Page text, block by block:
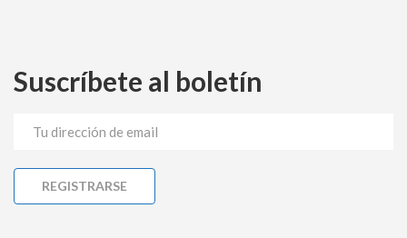
Suscríbete al boletín